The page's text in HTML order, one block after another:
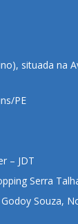
situada na
PE
– JDT
Serra
Souza,